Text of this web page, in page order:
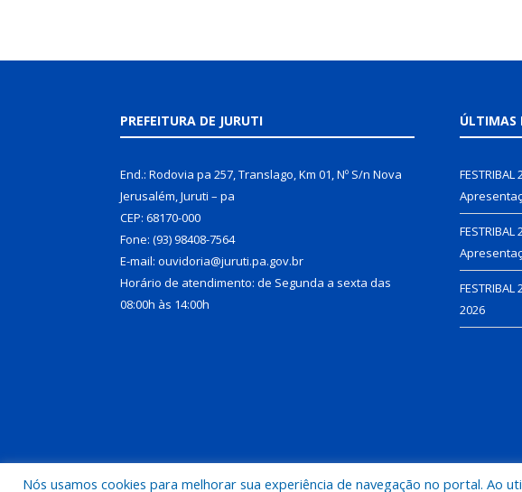
PREFEITURA DE JURUTI
End.: Rodovia pa 257, Translago, Km 01, Nº S/n Nova
Jerusalém, Juruti – pa
CEP: 68170-000
Fone: (93) 98408-7564
E-mail: ouvidoria@juruti.pa.gov.br
Horário de atendimento: de Segunda a sexta das
08:00h às 14:00h
ÚLTIMAS
2026
Nós usamos cookies para melhorar sua experiência de navegação no portal. Ao